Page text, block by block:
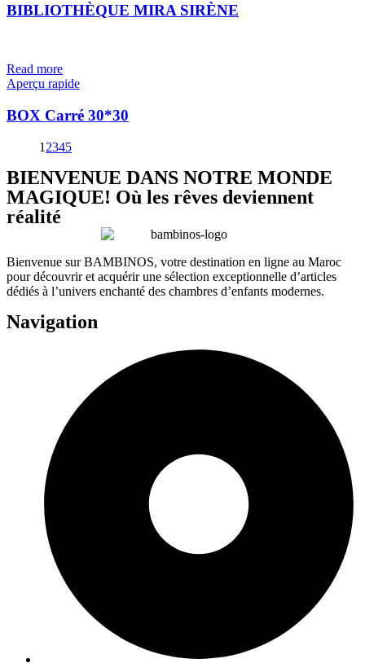
BIBLIOTHÈQUE MIRA SIRÈNE
Read more
Aperçu rapide
BOX Carré 30*30
1 2345
BIENVENUE DANS NOTRE MONDE
MAGIQUE! Où les rêves deviennent
réalité
Bienvenue sur BAMBINOS, votre destination en ligne au Maroc
pour découvrir et acquérir une sélection exceptionnelle d’articles
dédiés à l’univers enchanté des chambres d’enfants modernes.
Navigation